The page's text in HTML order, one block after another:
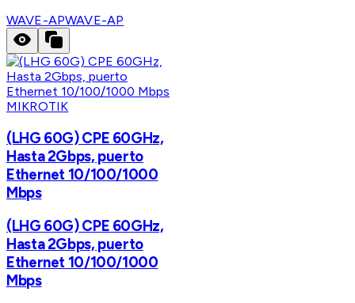
WAVE-APWAVE-AP
MIKROTIK
(LHG 60G) CPE 60GHz,
Hasta 2Gbps, puerto
Ethernet 10/100/1000
Mbps
(LHG 60G) CPE 60GHz,
Hasta 2Gbps, puerto
Ethernet 10/100/1000
Mbps